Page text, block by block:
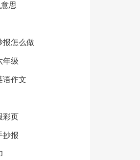
思
报怎么做
年级
语作文
彩页
抄报